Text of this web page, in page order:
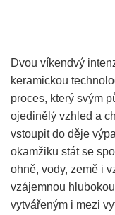
Dvou víkendvý
keramickou
proces, který svým
ojedinělý vzhled a
vstoupit do děje
okamžiku stát se
ohně, vody, země i
vzájemnou
vytvářeným i mezi